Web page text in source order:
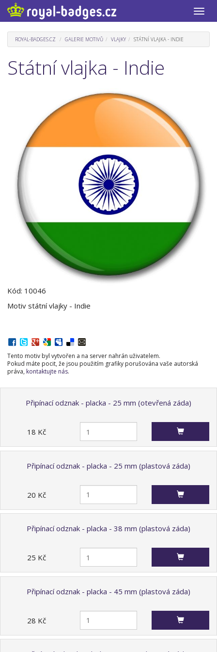
Toggle
ROYAL-BADGES.CZ GALERIE MOTIVŮ VLAJKY STÁTNÍ VLAJKA - INDIE
Státní vlajka - Indie
Kód: 10046
Motiv státní vlajky - Indie
Tento motiv byl vytvořen a na server nahrán uživatelem.
Pokud máte pocit, že jsou použitím grafiky porušována vaše autorská
práva, kontaktujte nás.
Připínací odznak - placka - 25 mm (otevřená záda)
18 Kč
Připínací odznak - placka - 25 mm (plastová záda)
20 Kč
Připínací odznak - placka - 38 mm (plastová záda)
25 Kč
Připínací odznak - placka - 45 mm (plastová záda)
28 Kč